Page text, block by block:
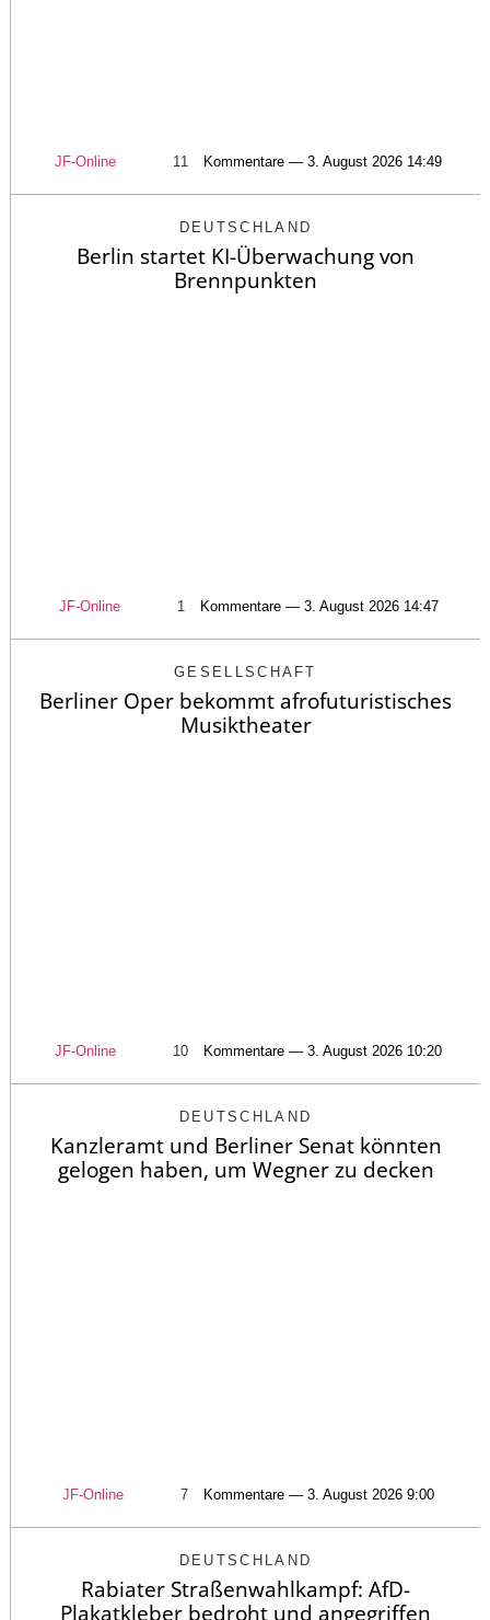
JF-Online 11 Kommentare — 3. August 2026 14:49
DEUTSCHLAND
Berlin startet KI-Überwachung von
Brennpunkten
JF-Online 1 Kommentare — 3. August 2026 14:47
GESELLSCHAFT
Berliner Oper bekommt afrofuturistisches
Musiktheater
JF-Online 10 Kommentare — 3. August 2026 10:20
DEUTSCHLAND
Kanzleramt und Berliner Senat könnten
gelogen haben, um Wegner zu decken
JF-Online 7 Kommentare — 3. August 2026 9:00
DEUTSCHLAND
Rabiater Straßenwahlkampf: AfD-
Plakatkleber bedroht und angegriffen